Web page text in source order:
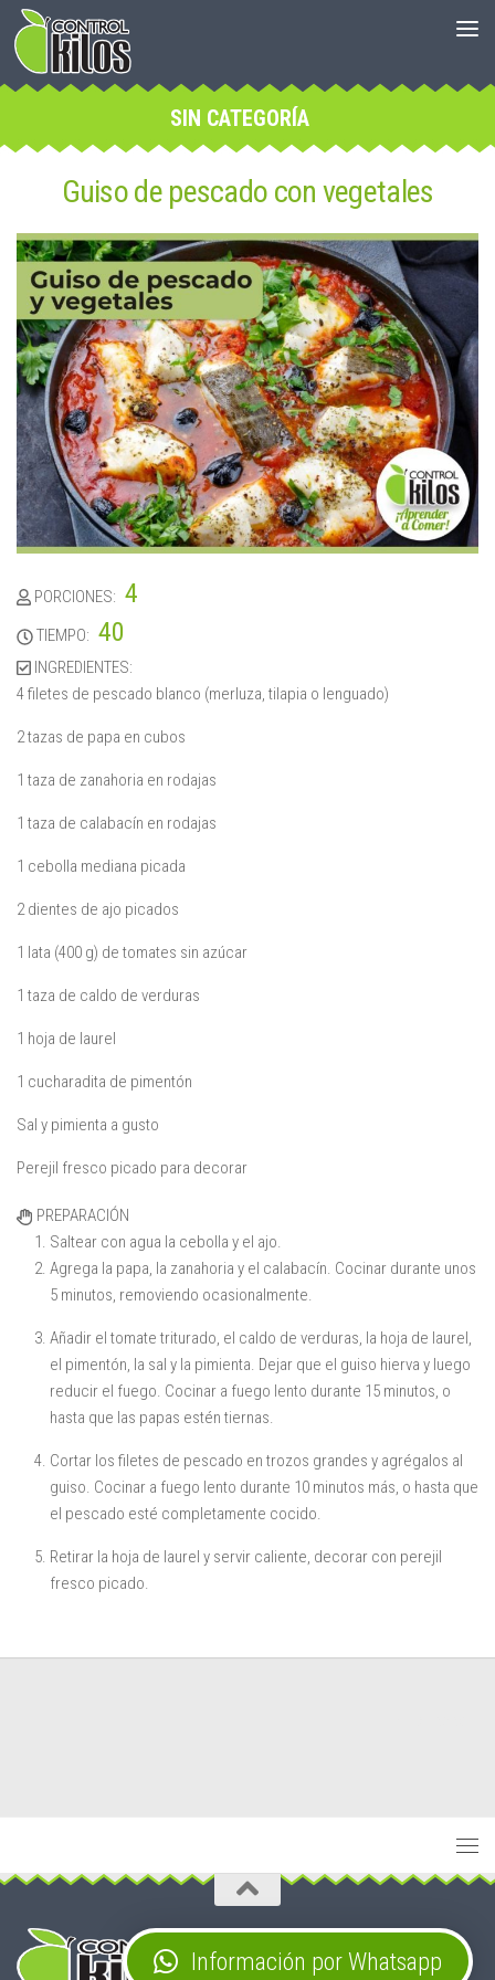
SIN CATEGORÍA
Guiso de pescado con vegetales
PORCIONES: 4
TIEMPO: 40
INGREDIENTES:
4 filetes de pescado blanco (merluza, tilapia o lenguado)
2 tazas de papa en cubos
1 taza de zanahoria en rodajas
1 taza de calabacín en rodajas
1 cebolla mediana picada
2 dientes de ajo picados
1 lata (400 g) de tomates sin azúcar
1 taza de caldo de verduras
1 hoja de laurel
1 cucharadita de pimentón
Sal y pimienta a gusto
Perejil fresco picado para decorar
PREPARACIÓN
Saltear con agua la cebolla y el ajo.
Agrega la papa, la zanahoria y el calabacín. Cocinar durante unos
5 minutos, removiendo ocasionalmente.
Añadir el tomate triturado, el caldo de verduras, la hoja de laurel,
el pimentón, la sal y la pimienta. Dejar que el guiso hierva y luego
reducir el fuego. Cocinar a fuego lento durante 15 minutos, o
hasta que las papas estén tiernas.
Cortar los filetes de pescado en trozos grandes y agrégalos al
guiso. Cocinar a fuego lento durante 10 minutos más, o hasta que
el pescado esté completamente cocido.
Retirar la hoja de laurel y servir caliente, decorar con perejil
fresco picado.
Información por Whatsapp